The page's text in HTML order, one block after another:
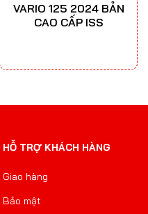
VARIO 125 2024 BẢN
CAO CẤP ISS
HỖ TRỢ KHÁCH HÀNG
Giao hàng
Bảo mật